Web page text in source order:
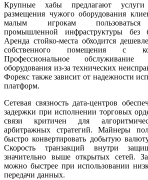
Крупные хабы предлагают
размещения чужого оборудования
малым игрокам пользоваться
промышленной инфраструктуры без
Аренда стойко-места обходится
собственного помещения с
Профессиональное
оборудования из-за технических
Форекс также зависит от надежности
платформ.
Сетевая связность дата-центров
задержки при исполнении торговых
связи критичен для
арбитражных стратегий. Майнеры
быстро конвертировать добытую
Скорость транзакций внутри
значительно выше открытых сетей.
можно быстрее при использовании
передачи данных.